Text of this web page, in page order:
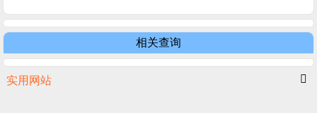
相关查询
实用网站